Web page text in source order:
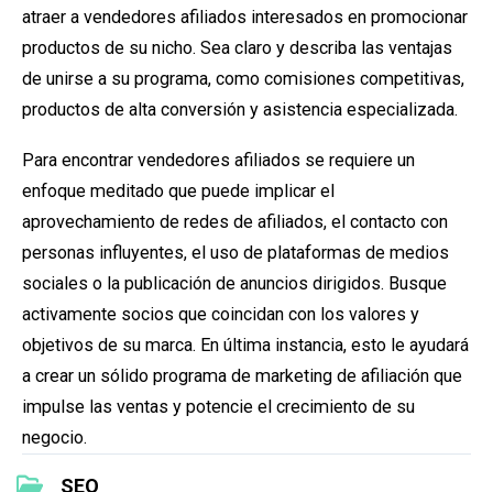
SEO
atraer a vendedores afiliados interesados en promocionar
productos de su nicho. Sea claro y describa las ventajas
de unirse a su programa, como comisiones competitivas,
productos de alta conversión y asistencia especializada.
Para encontrar vendedores afiliados se requiere un
enfoque meditado que puede implicar el
aprovechamiento de redes de afiliados, el contacto con
personas influyentes, el uso de plataformas de medios
sociales o la publicación de anuncios dirigidos. Busque
activamente socios que coincidan con los valores y
objetivos de su marca. En última instancia, esto le ayudará
a crear un sólido programa de marketing de afiliación que
impulse las ventas y potencie el crecimiento de su
negocio.